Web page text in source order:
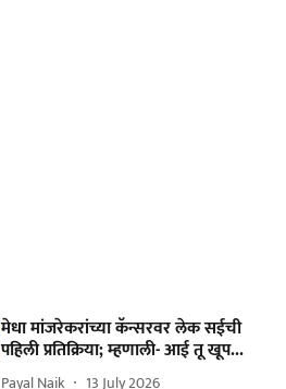
मेधा मांजरेकरांच्या कॅन्सरवर लेक सईची
पहिली प्रतिक्रिया; म्हणाली- आई तू खूप...
Payal Naik 13 July 2026